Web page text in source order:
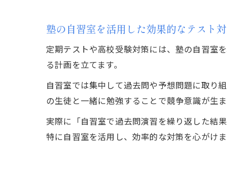
塾の自習室を活用した効果的なテスト
定期テストや高校受験対策には、塾の自習室
る計画を立てます。
自習室では集中して過去問や予想問題に取り
の生徒と一緒に勉強することで競争意識が生
実際に「自習室で過去問演習を繰り返した結
特に自習室を活用し、効率的な対策を心がけま